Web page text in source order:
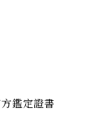
鑑定證書